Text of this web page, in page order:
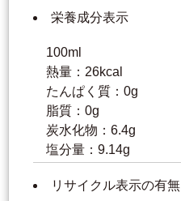
栄養成分表示
100ml
熱量：26kcal
たんぱく質：0g
脂質：0g
炭水化物：6.4g
塩分量：9.14g
リサイクル表示の有無